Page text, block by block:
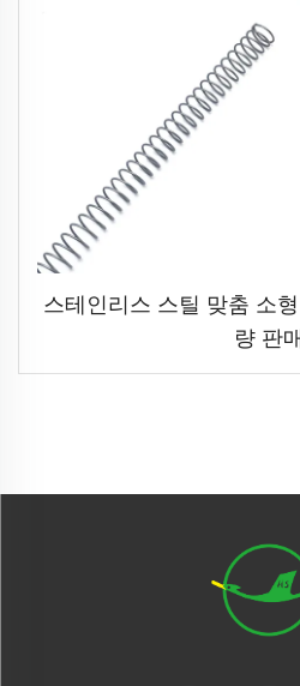
스테인리스 스틸 맞춤 소
량 판